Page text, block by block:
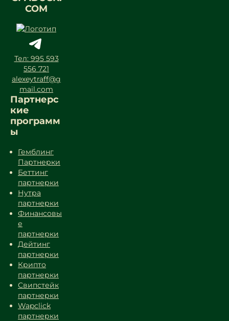
COM
Тел: 995 593
556 721
alexeytraff@g
mail.com
Партнерс
кие
программ
ы
Гемблинг
Партнерки
Беттинг
партнерки
Нутра
партнерки
Финансовы
е
партнерки
Дейтинг
партнерки
Крипто
партнерки
Свипстейк
партнерки
Wapclick
партнерки